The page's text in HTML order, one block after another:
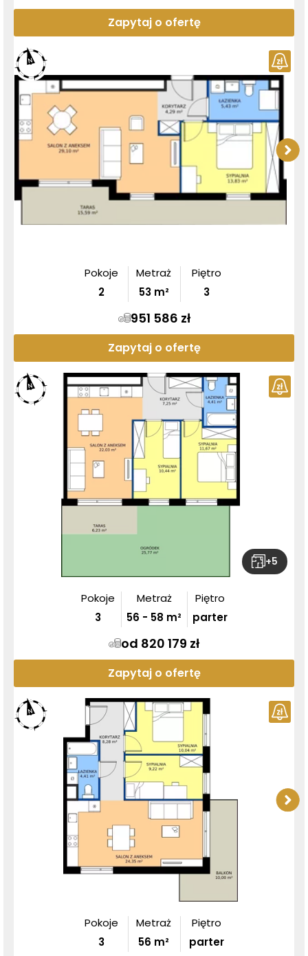
Zapytaj o ofertę
Pokoje
2
Metraż
53m²
Piętro
3
951 586 zł
Zapytaj o ofertę
+5
Pokoje
3
Metraż
56 - 58 m²
Piętro
parter
od 820 179 zł
Zapytaj o ofertę
Pokoje
3
Metraż
56 m²
Piętro
parter